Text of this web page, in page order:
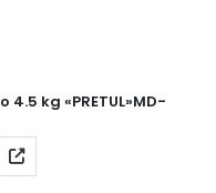
kg «PRETUL»MD-